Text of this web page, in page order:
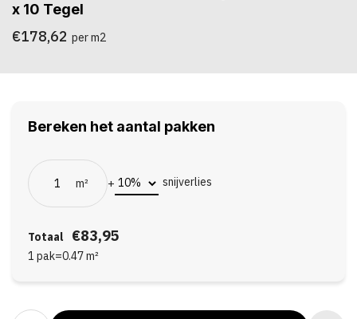
x 10 Tegel
€178,62 per m2
Bereken het aantal pakken
m² + snijverlies
Totaal €83,95
1 pak=0.47m²